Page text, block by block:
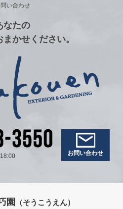
い合わせ
なたの
かせください。
お問い合わせ
園 （そうこうえん）